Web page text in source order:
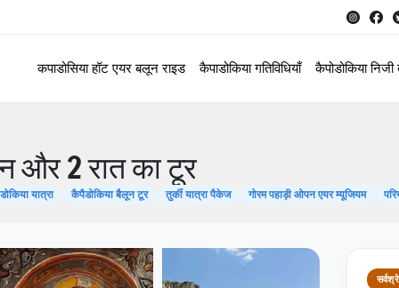
कपाडोसिया हॉट एयर बलून राइड कैपाडोकिया गतिविधियाँ कैपोडोकिया निजी
और 2 रात का टूर
यात्रा कैपैडोकिया बैलून टूर तुर्की यात्रा पैकेज गोरम पहाड़ी ओपन एयर म्यूजियम